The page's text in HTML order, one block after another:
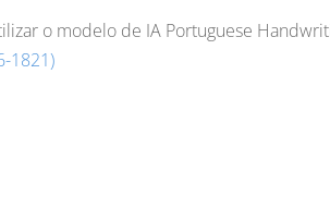
o modelo de IA Portuguese
1821)